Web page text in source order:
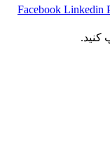
Facebook Linkedin
کنید.